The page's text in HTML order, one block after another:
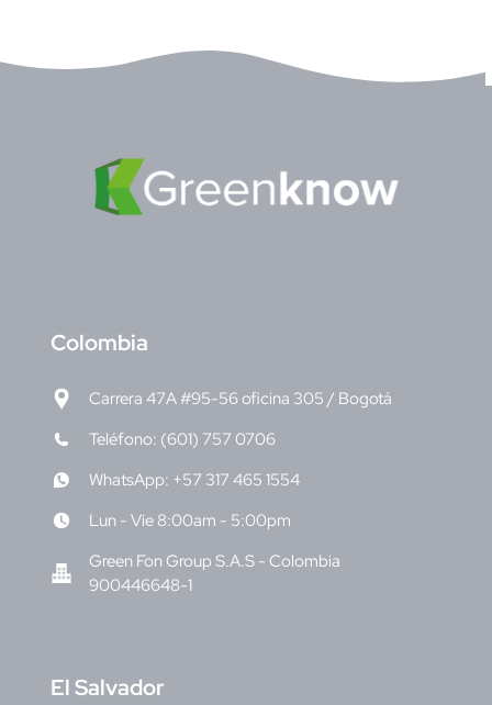
Colombia
Carrera 47A #95-56 oficina 305 / Bogotá
Teléfono: (601) 757 0706
WhatsApp: +57 317 465 1554
Lun - Vie 8:00am - 5:00pm
Green Fon Group S.A.S - Colombia
900446648-1
El Salvador